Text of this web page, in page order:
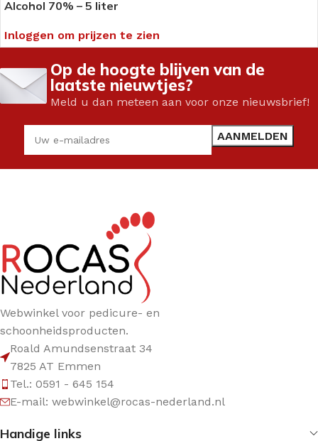
Alcohol 70% – 5 liter
Inloggen om prijzen te zien
Op de hoogte blijven van de
laatste nieuwtjes?
Meld u dan meteen aan voor onze nieuwsbrief!
Webwinkel voor pedicure- en
schoonheidsproducten.
Roald Amundsenstraat 34
7825 AT Emmen
Tel.: 0591 - 645 154
E-mail: webwinkel@rocas-nederland.nl
Handige links